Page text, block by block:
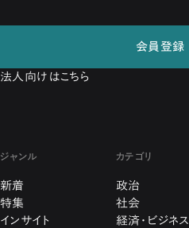
会員登録
法人向けはこちら
ジャンル
新着
特集
インサイト
カテゴリ
政治
社会
経済・ビジネス